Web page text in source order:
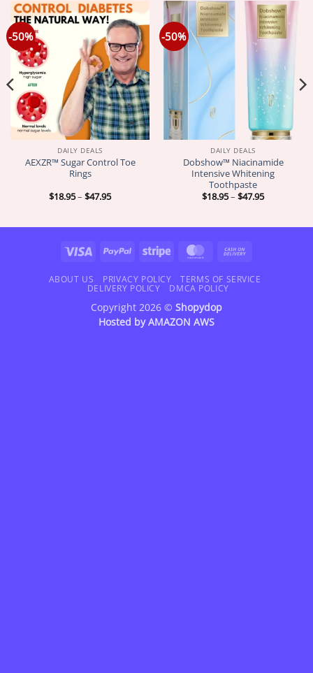
-50%
DAILY DEALS
AEXZR™ Sugar Control Toe
Rings
$18.95– $47.95Price
$47.95
-50%
DAILY DEALS
Dobshow™ Niacinamide
Intensive Whitening
Toothpaste
$18.95– $47.95Price
$47.95
Visa PayPal Stripe MasterCard
Delivery
ABOUT US PRIVACY POLICY
TERMS OF SERVICE
DELIVERY POLICY
DMCA POLICY
Copyright 2026 © Shopydop
Hosted byAMAZON AWS